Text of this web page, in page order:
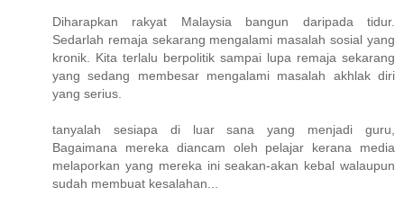
Diharapkan rakyat Malaysia bangun daripada tidur.
Sedarlah remaja sekarang mengalami masalah sosial yang
kronik. Kita terlalu berpolitik sampai lupa remaja sekarang
yang sedang membesar mengalami masalah akhlak diri
yang serius.
tanyalah sesiapa di luar sana yang menjadi guru,
Bagaimana mereka diancam oleh pelajar kerana media
melaporkan yang mereka ini seakan-akan kebal walaupun
sudah membuat kesalahan...